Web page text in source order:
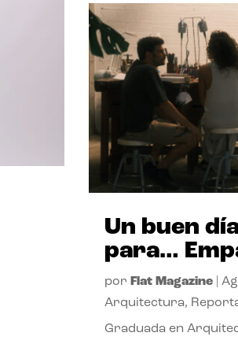
Un buen
para…
por Flat Magazine|
Arquitectura,
Graduada en